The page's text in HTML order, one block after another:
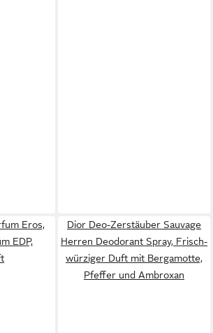
Eros,
EDP,
Dior Deo-Zerstäuber Sauvage
Herren Deodorant Spray, Frisch-
würziger Duft mit Bergamotte,
Pfeffer und Ambroxan